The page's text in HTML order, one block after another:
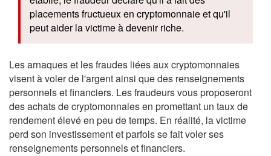
placements fructueux en cryptomonnaie et qu'il
peut aider la victime à devenir riche.
Les arnaques et les fraudes liées aux cryptomonnaies
visent à voler de l'argent ainsi que des renseignements
personnels et financiers. Les fraudeurs vous proposeront
des achats de cryptomonnaies en promettant un taux de
rendement élevé en peu de temps. En réalité, la victime
perd son investissement et parfois se fait voler ses
renseignements personnels et financiers.